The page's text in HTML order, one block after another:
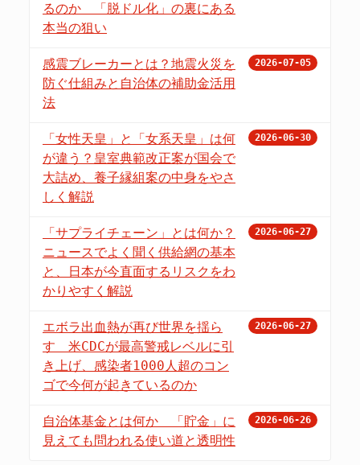
るのか 「脱ドル化」の裏にある
本当の狙い
感震ブレーカーとは？地震火災を
防ぐ仕組みと自治体の補助金活用
法
2026-07-05
「女性天皇」と「女系天皇」は何
が違う？皇室典範改正案が国会で
大詰め、養子縁組案の中身をやさ
しく解説
2026-06-30
「サプライチェーン」とは何か？
ニュースでよく聞く供給網の基本
と、日本が今直面するリスクをわ
かりやすく解説
2026-06-27
エボラ出血熱が再び世界を揺ら
す 米CDCが最高警戒レベルに引
き上げ、感染者1000人超のコン
ゴで今何が起きているのか
2026-06-27
自治体基金とは何か 「貯金」に
見えても問われる使い道と透明性
2026-06-26